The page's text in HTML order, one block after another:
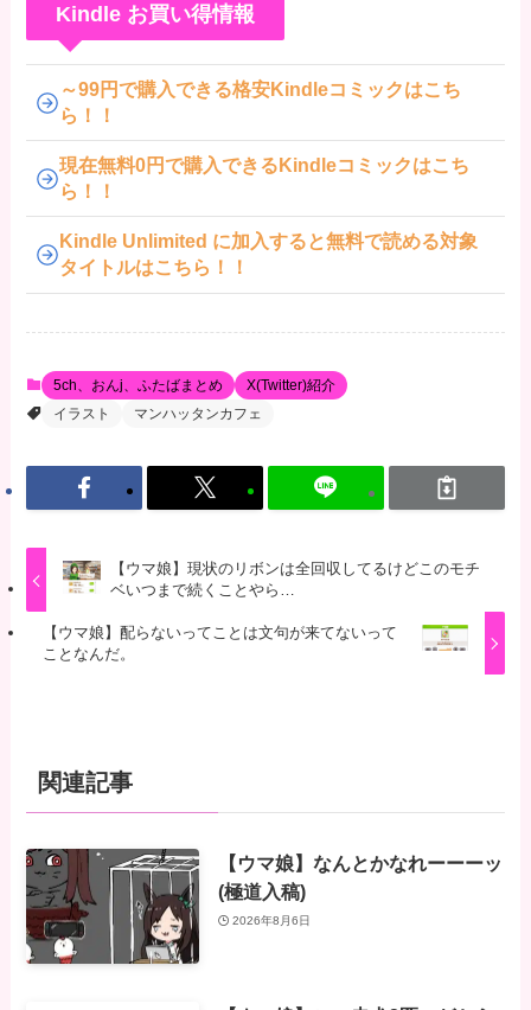
Kindle お買い得情報
～99円で購入できる格安Kindleコミックはこち
ら！！
現在無料0円で購入できるKindleコミックはこち
ら！！
Kindle Unlimited に加入すると無料で読める対象
タイトルはこちら！！
5ch、おんj、ふたばまとめ
X(Twitter)紹介
イラスト
マンハッタンカフェ
【ウマ娘】現状のリボンは全回収してるけどこのモチ
ベいつまで続くことやら…
【ウマ娘】配らないってことは文句が来てないって
ことなんだ。
関連記事
【ウマ娘】なんとかなれーーーッ
(極道入稿)
2026年8月6日